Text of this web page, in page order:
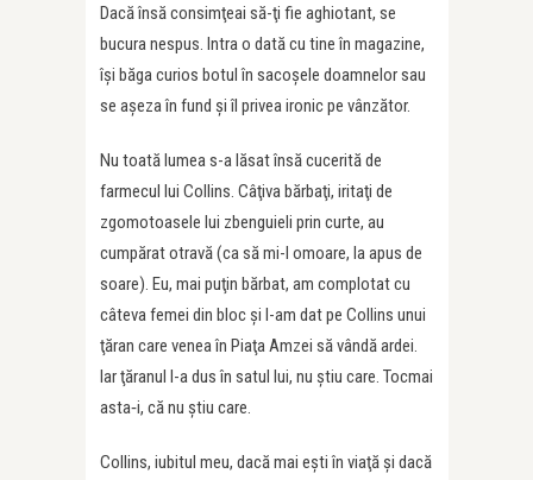
Dacă însă consimţeai să-ţi fie aghiotant, se
bucura nespus. Intra o dată cu tine în magazine,
îşi băga curios botul în sacoşele doamnelor sau
se aşeza în fund şi îl privea ironic pe vânzător.
Nu toată lumea s-a lăsat însă cucerită de
farmecul lui Collins. Câţiva bărbaţi, iritaţi de
zgomotoasele lui zbenguieli prin curte, au
cumpărat otravă (ca să mi-l omoare, la apus de
soare). Eu, mai puţin bărbat, am complotat cu
câteva femei din bloc şi l-am dat pe Collins unui
ţăran care venea în Piaţa Amzei să vândă ardei.
Iar ţăranul l-a dus în satul lui, nu ştiu care. Tocmai
asta‑i, că nu ştiu care.
Collins, iubitul meu, dacă mai eşti în viaţă şi dacă